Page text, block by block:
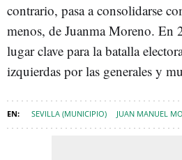
contrario, pasa a consolidarse
menos, de Juanma Moreno. En
lugar clave para la batalla
izquierdas por las generales y
SEVILLA (MUNICIPIO) JUAN MANUEL